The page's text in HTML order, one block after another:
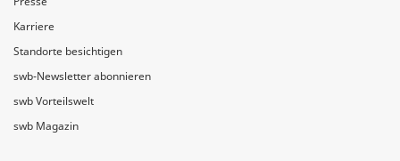
Karriere
Standorte besichtigen
swb-Newsletter abonnieren
swb Vorteilswelt
swb Magazin